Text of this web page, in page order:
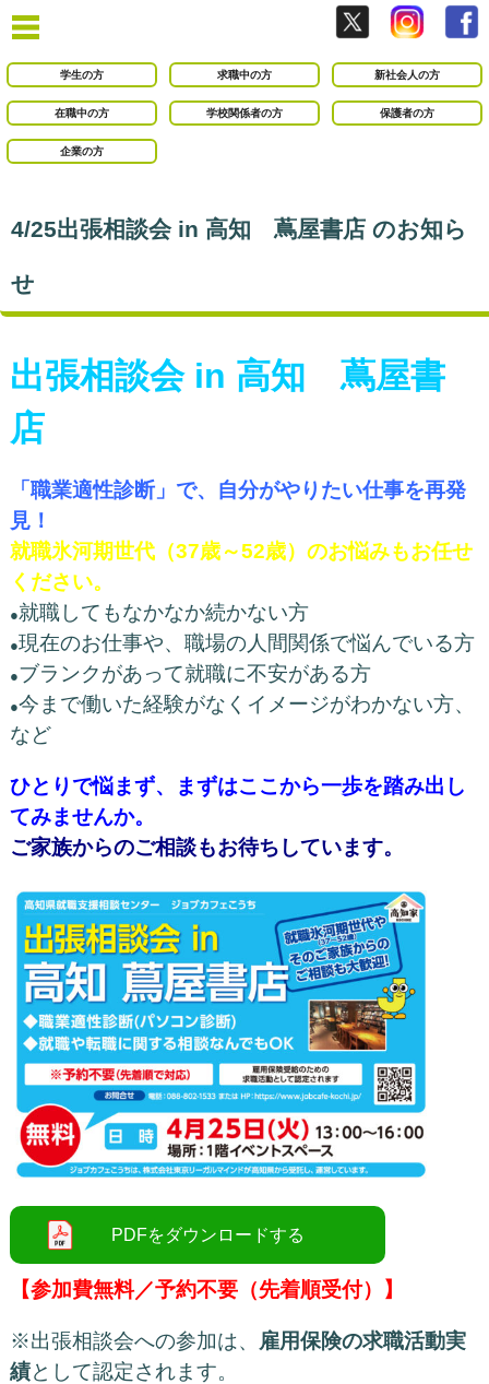
学生の方 求職中の方 新社会人の方
在職中の方 学校関係者の方 保護者の方
企業の方
4/25出張相談会 in 高知 蔦屋書店 のお知ら
せ
出張相談会 in 高知 蔦屋書
店
「職業適性診断」で、自分がやりたい仕事を再発
見！
就職氷河期世代（37歳～52歳）のお悩みもお任せ
ください。
●就職してもなかなか続かない方
●現在のお仕事や、職場の人間関係で悩んでいる方
●ブランクがあって就職に不安がある方
●今まで働いた経験がなくイメージがわかない方、
など
ひとりで悩まず、まずはここから一歩を踏み出し
てみませんか。
ご家族からのご相談もお待ちしています。
【参加費無料／予約不要（先着順受付）】
※出張相談会への参加は、 雇用保険の求職活動実
績として認定されます。